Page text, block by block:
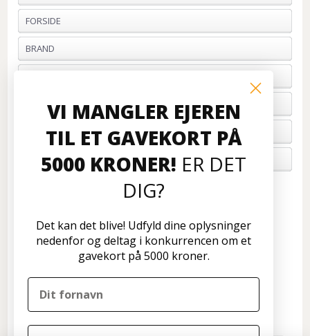
FORSIDE
BRAND
BETALING
FORTRYD ORDRE
OM OS
Formervangen 17
2600 Glostrup
Nyhedsbrev
VI MANGLER EJEREN
TIL ET GAVEKORT PÅ
5000 KRONER! ER DET
DIG?
Det kan det blive! Udfyld dine oplysninger
nedenfor og deltag i konkurrencen om et
gavekort på 5000 kroner.